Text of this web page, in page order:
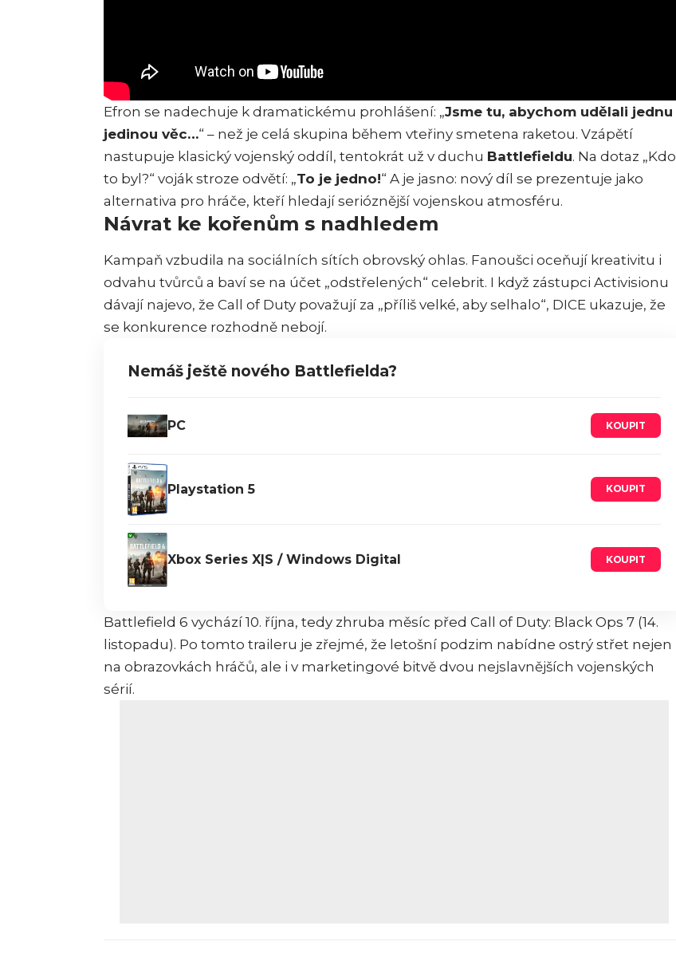
Efron se nadechuje k dramatickému prohlášení: „Jsme tu, abychom udělali jednu
jedinou věc…“ – než je celá skupina během vteřiny smetena raketou. Vzápětí
nastupuje klasický vojenský oddíl, tentokrát už v duchu Battlefieldu. Na dotaz „Kdo
to byl?“ voják stroze odvětí: „To je jedno!“ A je jasno: nový díl se prezentuje jako
alternativa pro hráče, kteří hledají serióznější vojenskou atmosféru.
Návrat ke kořenům s nadhledem
Kampaň vzbudila na sociálních sítích obrovský ohlas. Fanoušci oceňují kreativitu i
odvahu tvůrců a baví se na účet „odstřelených“ celebrit. I když zástupci Activisionu
dávají najevo, že Call of Duty považují za „příliš velké, aby selhalo“, DICE ukazuje, že
se konkurence rozhodně nebojí.
Nemáš ještě nového Battlefielda?
PC KOUPIT
Playstation 5 KOUPIT
Xbox Series X|S / Windows Digital KOUPIT
Battlefield 6 vychází 10. října, tedy zhruba měsíc před Call of Duty: Black Ops 7 (14.
listopadu). Po tomto traileru je zřejmé, že letošní podzim nabídne ostrý střet nejen
na obrazovkách hráčů, ale i v marketingové bitvě dvou nejslavnějších vojenských
sérií.